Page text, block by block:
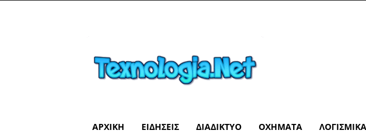
ΑΡΧΙΚΉ ΕΙΔΉΣΕΙΣ ΔΙΑΔΊΚΤΥΟ ΟΧΉΜΑΤΑ ΛΟΓΙΣΜΙΚΆ